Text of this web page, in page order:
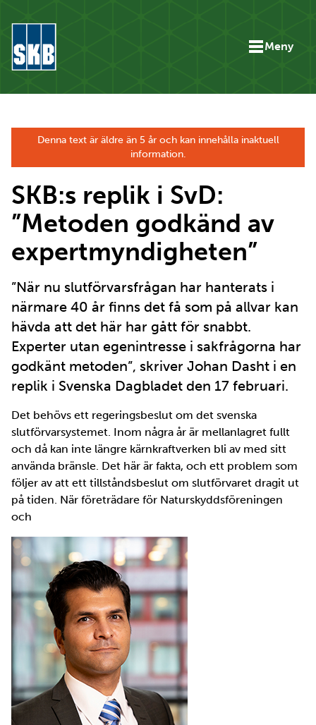
Meny
Denna text är äldre än 5 år och kan innehålla inaktuell
information.
SKB:s replik i SvD:
”Metoden godkänd av
expertmyndigheten”
”När nu slutförvarsfrågan har hanterats i
närmare 40 år finns det få som på allvar kan
hävda att det här har gått för snabbt.
Experter utan egenintresse i sak­frågorna har
godkänt metoden”, skriver Johan Dasht i en
replik i Svenska Dagbladet den 17 februari.
Det behövs ett regeringsbeslut om det svenska
slutförvarsystemet. Inom några år är mellanlagret fullt
och då kan inte längre kärnkraftverken bli av med sitt
använda bränsle. Det här är fakta, och ett problem som
följer av att ett tillståndsbeslut om slutförvaret dragit ut
på tiden. När företrädare för Naturskyddsföreningen
och